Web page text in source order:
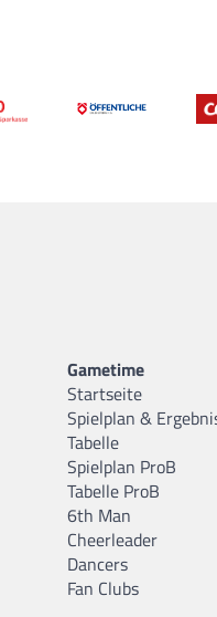
Gametime
Startseite
Spielplan &
Tabelle
Spielplan ProB
Tabelle ProB
6th Man
Cheerleader
Dancers
Fan Clubs